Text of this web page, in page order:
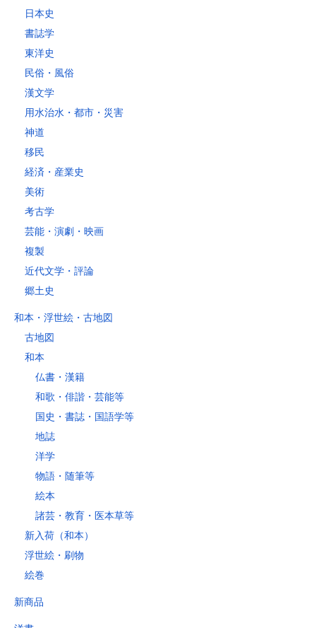
日本史
書誌学
東洋史
民俗・風俗
漢文学
用水治水・都市・災害
神道
移民
経済・産業史
美術
考古学
芸能・演劇・映画
複製
近代文学・評論
郷土史
和本・浮世絵・古地図
古地図
和本
仏書・漢籍
和歌・俳諧・芸能等
国史・書誌・国語学等
地誌
洋学
物語・随筆等
絵本
諸芸・教育・医本草等
新入荷（和本）
浮世絵・刷物
絵巻
新商品